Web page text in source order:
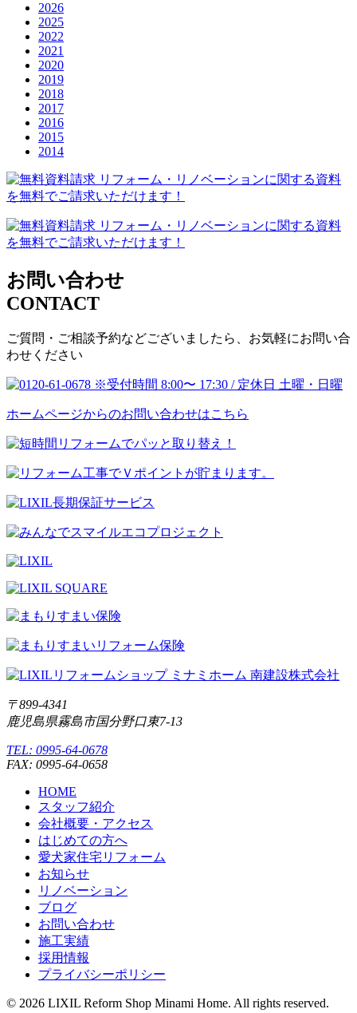
2026
2025
2022
2021
2020
2019
2018
2017
2016
2015
2014
お問い合わせ
CONTACT
ご質問・ご相談予約などございましたら、お気軽にお問い合
わせください
ホームページからのお問い合わせはこちら
〒899-4341
鹿児島県霧島市国分野口東7-13
TEL: 0995-64-0678
FAX: 0995-64-0658
HOME
スタッフ紹介
会社概要・アクセス
はじめての方へ
愛犬家住宅リフォーム
お知らせ
リノベーション
ブログ
お問い合わせ
施工実績
採用情報
プライバシーポリシー
© 2026 LIXIL Reform Shop Minami Home. All rights reserved.